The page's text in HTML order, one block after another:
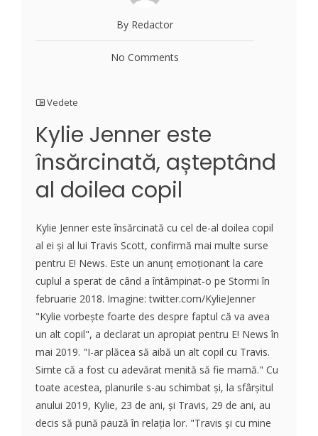
By Redactor
No Comments
Vedete
Kylie Jenner este
însărcinată, așteptând
al doilea copil
Kylie Jenner este însărcinată cu cel de-al doilea copil
al ei și al lui Travis Scott, confirmă mai multe surse
pentru E! News. Este un anunț emoționant la care
cuplul a sperat de când a întâmpinat-o pe Stormi în
februarie 2018. Imagine: twitter.com/KylieJenner
"Kylie vorbește foarte des despre faptul că va avea
un alt copil", a declarat un apropiat pentru E! News în
mai 2019. "I-ar plăcea să aibă un alt copil cu Travis.
Simte că a fost cu adevărat menită să fie mamă." Cu
toate acestea, planurile s-au schimbat și, la sfârșitul
anului 2019, Kylie, 23 de ani, și Travis, 29 de ani, au
decis să pună pauză în relația lor. "Travis și cu mine